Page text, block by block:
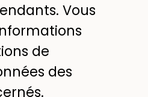
Vous
de
des